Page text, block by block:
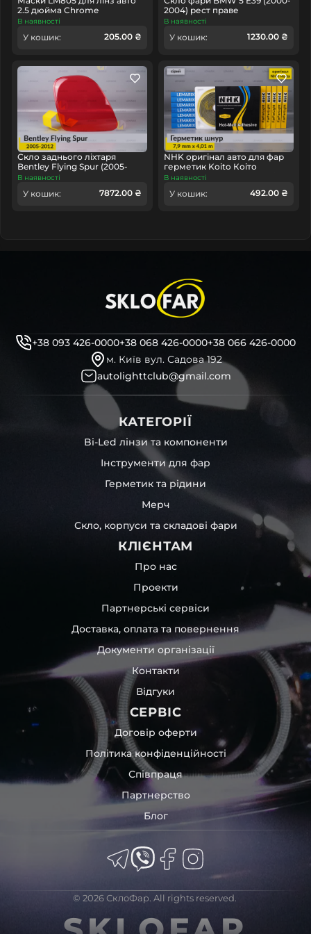
2.5 дюйма Chrome
В наявності
У кошик: 205.00 ₴
2004) рест праве
В наявності
У кошик: 1230.00 ₴
Скло заднього ліхтаря
Bentley Flying Spur (2005-
2012) ліве
В наявності
У кошик: 7872.00 ₴
NHK оригінал авто для фар
герметик Koito Коіто
бутиловий шнур термо сірий
В наявності
У кошик: 492.00 ₴
+38 093 426-0000+38 068 426-0000+38 066 426-0000
м. Київ вул. Садова 192
autolighttclub@gmail.com
КАТЕГОРІЇ
Bi-Led лінзи та компоненти
Інструменти для фар
Герметик та рідини
Мерч
Скло, корпуси та складові фари
КЛІЄНТАМ
Про нас
Проекти
Партнерські сервіси
Доставка, оплата та повернення
Документи організації
Контакти
Відгуки
СЕРВІС
Договір оферти
Політика конфіденційності
Співпраця
Партнерство
Блог
© 2026 СклоФар. All rights reserved.